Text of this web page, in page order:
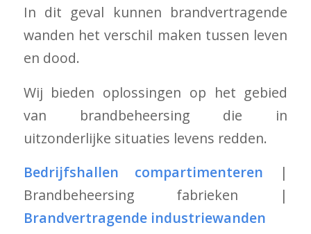
In dit geval kunnen brandvertragende
wanden het verschil maken tussen leven
en dood.
Wij bieden oplossingen op het gebied
van brandbeheersing die in
uitzonderlijke situaties levens redden.
Bedrijfshallen compartimenteren |
Brandbeheersing fabrieken |
Brandvertragende industriewanden